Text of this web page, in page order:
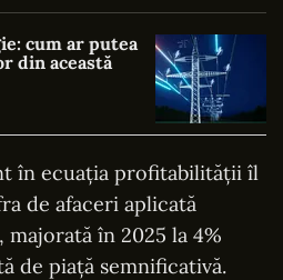
cum ar putea
din această
în ecuația profitabilității îl
de afaceri aplicată
în 2025 la 4%
de piață semnificativă.